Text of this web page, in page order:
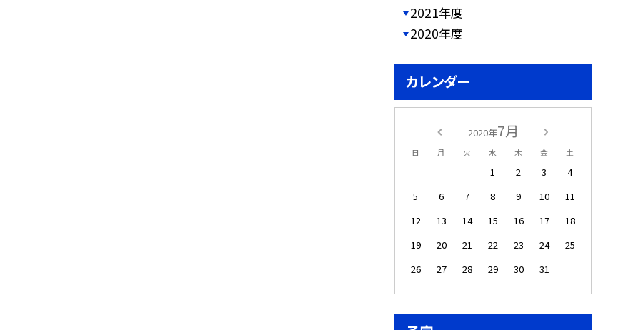
2021年度
2020年度
カレンダー
2020年7月
日 月 火 水 木 金 土
1 2 3
4
5
6 7 8 9 10
11
12
13 14 15 16 17
18
19
20 21 22 23 24
25
26
27 28 29 30 31